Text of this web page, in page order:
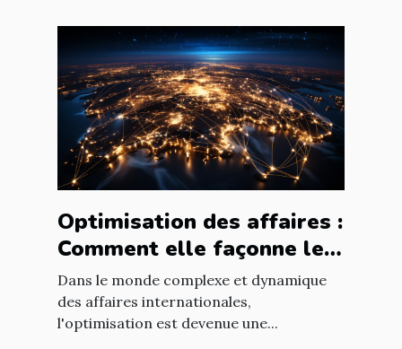
Optimisation des affaires :
Comment elle façonne le
paysage économique
international
Dans le monde complexe et dynamique
des affaires internationales,
l'optimisation est devenue une...